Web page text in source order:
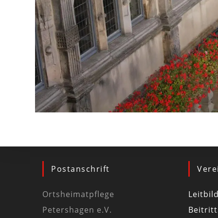
Postanschrift
Ortsheimatpflege
Petershagen e.V.